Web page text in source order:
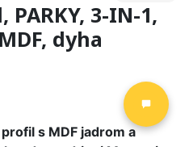
3-IN-1,
dyha
s MDF jadrom a